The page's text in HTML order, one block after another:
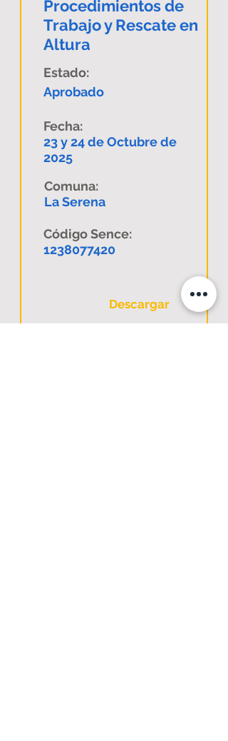
Procedimientos de
Trabajo y Rescate en
Altura
Estado:
Aprobado
Fecha:
23 y 24 de Octubre de
2025
Comuna:
La Serena
Código Sence:
1238077420
Descargar